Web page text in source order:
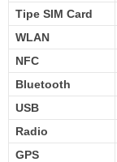
Tipe SIM Card
WLAN
NFC
Bluetooth
USB
Radio
GPS